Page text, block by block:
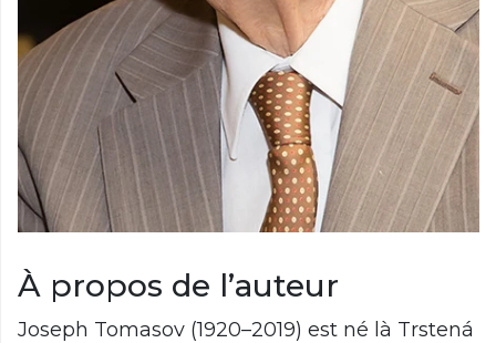
À propos de l’auteur
Joseph Tomasov (1920–2019) est né là Trstená